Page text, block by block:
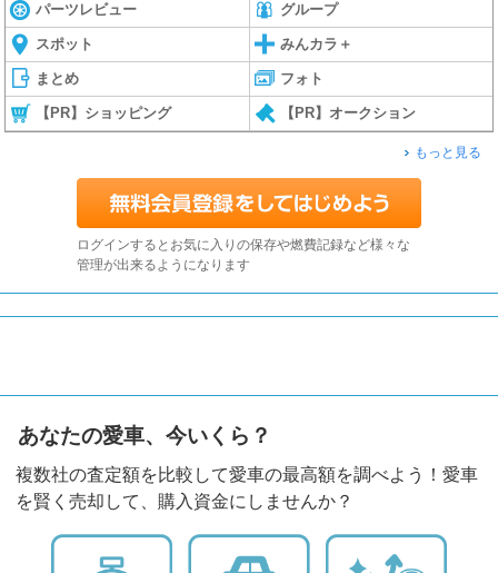
パーツレビュー グループ
スポット みんカラ＋
まとめ フォト
【PR】ショッピング 【PR】オークション
もっと見る
ログインするとお気に入りの保存や燃費記録など様々な
管理が出来るようになります
あなたの愛車、今いくら？
複数社の査定額を比較して愛車の最高額を調べよう！愛車
を賢く売却して、購入資金にしませんか？